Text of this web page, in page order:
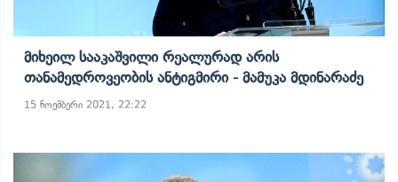
Მიხეილ Სააკაშვილი Რეალურად Არის
Თანამედროვეობის Ანტიგმირი - Მამუკა Მდინარაძე
15 ნოემბერი 2021, 22:22